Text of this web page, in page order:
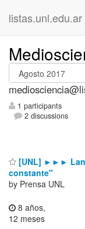
listas.unl.edu.ar
1 participants
2 discussions
[UNL] ►►►
constante"
by Prensa UNL
8 años,
12 meses